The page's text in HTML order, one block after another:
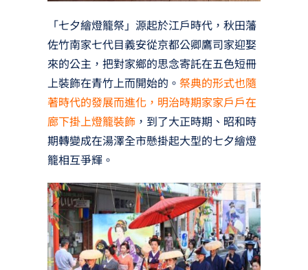
「七夕繪燈籠祭」源起於江戶時代，秋田藩
佐竹南家七代目義安從京都公卿鷹司家迎娶
來的公主，把對家鄉的思念寄託在五色短冊
上裝飾在青竹上而開始的。 祭典的形式也隨
著時代的發展而進化，明治時期家家戶戶在
廊下掛上燈籠裝飾，到了大正時期、昭和時
期轉變成在湯澤全市懸掛起大型的七夕繪燈
籠相互爭輝。